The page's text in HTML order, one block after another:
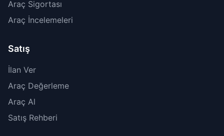
Araç Sigortası
Araç İncelemeleri
Satış
İlan Ver
Araç Değerleme
Araç Al
Satış Rehberi